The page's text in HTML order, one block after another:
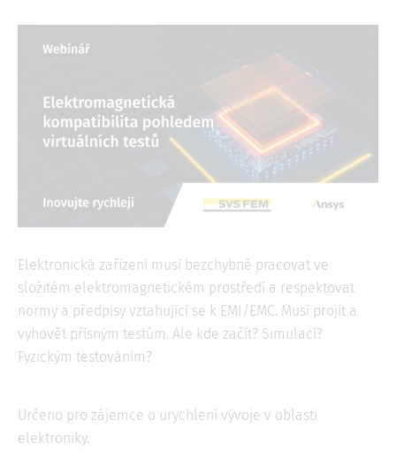
Elektronická zařízení musí bezchybně pracovat ve
složitém elektromagnetickém prostředí a respektovat
normy a předpisy vztahující se k EMI/EMC. Musí projít a
vyhovět přísným testům. Ale kde začít? Simulací?
Fyzickým testováním?
Určeno pro zájemce o urychlení vývoje v oblasti
elektroniky.